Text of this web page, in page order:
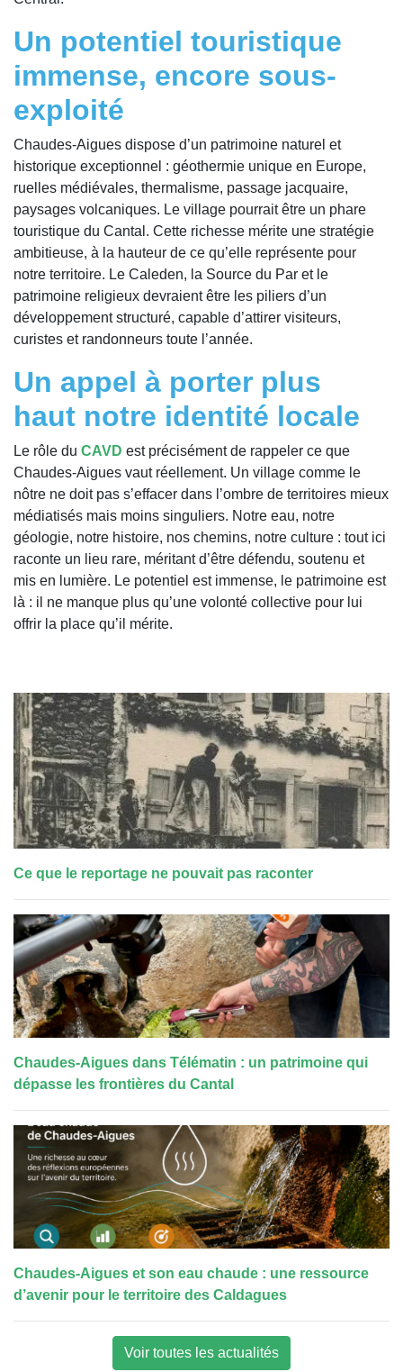
Un potentiel touristique
immense, encore sous-
exploité
Chaudes-Aigues dispose d’un patrimoine naturel et
historique exceptionnel : géothermie unique en Europe,
ruelles médiévales, thermalisme, passage jacquaire,
paysages volcaniques. Le village pourrait être un phare
touristique du Cantal. Cette richesse mérite une stratégie
ambitieuse, à la hauteur de ce qu’elle représente pour
notre territoire. Le Caleden, la Source du Par et le
patrimoine religieux devraient être les piliers d’un
développement structuré, capable d’attirer visiteurs,
curistes et randonneurs toute l’année.
Un appel à porter plus
haut notre identité locale
Le rôle du CAVD est précisément de rappeler ce que
Chaudes-Aigues vaut réellement. Un village comme le
nôtre ne doit pas s’effacer dans l’ombre de territoires mieux
médiatisés mais moins singuliers. Notre eau, notre
géologie, notre histoire, nos chemins, notre culture : tout ici
raconte un lieu rare, méritant d’être défendu, soutenu et
mis en lumière. Le potentiel est immense, le patrimoine est
là : il ne manque plus qu’une volonté collective pour lui
offrir la place qu’il mérite.
Ce que le reportage ne pouvait pas raconter
Chaudes-Aigues dans Télématin : un patrimoine qui
dépasse les frontières du Cantal
Chaudes-Aigues et son eau chaude : une ressource
d’avenir pour le territoire des Caldagues
Voir toutes les actualités